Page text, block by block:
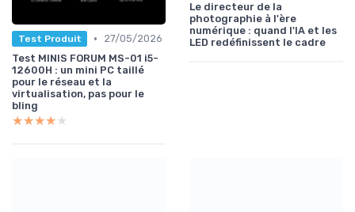
Test Produit •
27/05/2026
Test MINIS FORUM MS-01 i5-
12600H : un mini PC taillé
pour le réseau et la
virtualisation, pas pour le
bling
★★★★★
★★★★★
Le directeur de la
photographie à l'ère
numérique : quand l'IA et les
LED redéfinissent le cadre